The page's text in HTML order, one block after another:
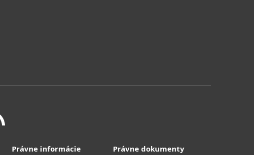
Právne informácie Právne dokumenty